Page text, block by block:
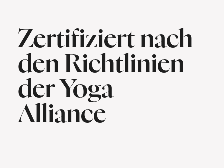
Zertifiziert nach
den Richtlinien
der Yoga
Alliance